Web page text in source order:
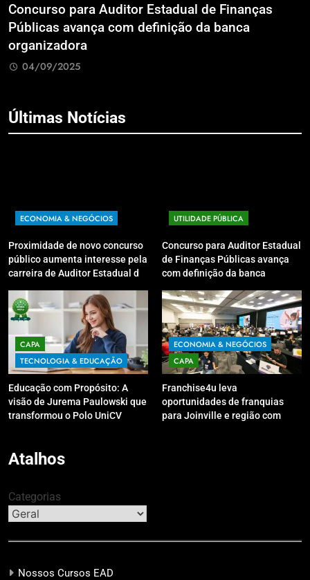
Concurso para Auditor Estadual de Finanças
Públicas avança com definição da banca
organizadora
04/09/2025
Últimas Notícias
ECONOMIA & NEGÓCIOS
Proximidade de novo concurso
público aumenta interesse pela
carreira de Auditor Estadual de
Youtube irá sanar dúvidas
UTILIDADE PÚBLICA
Concurso para Auditor Estadual
de Finanças Públicas avança
com definição da banca
CAPA
TECNOLOGIA & EDUCAÇÃO
Educação com Propósito: A
visão de Jurema Paulowski que
transformou o Polo UniCV
ECONOMIA & NEGÓCIOS
CAPA
Franchise4u leva
oportunidades de franquias
para Joinville e região com
Atalhos
Categorias
Nossos Cursos EAD